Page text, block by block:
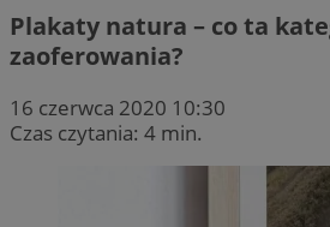
Plakaty natura – co ta
zaoferowania?
16 czerwca 2020 10:30
Czas czytania: 4 min.